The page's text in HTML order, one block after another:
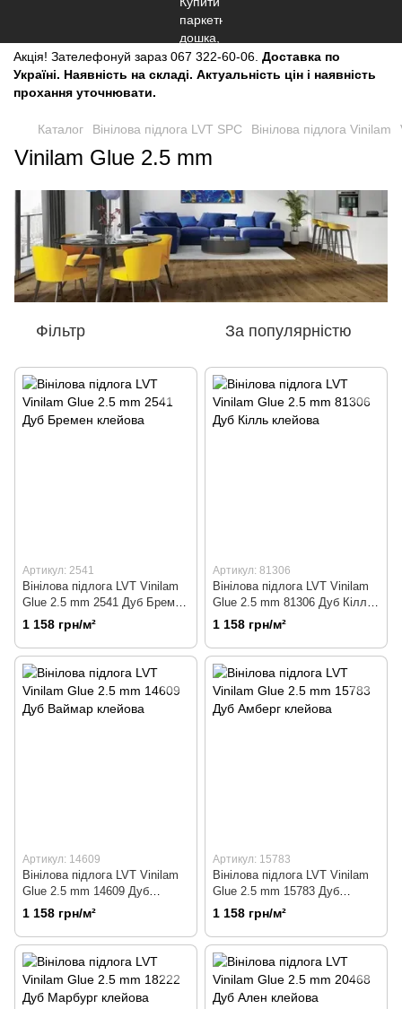
Акція! Зателефонуй зараз 067 322-60-06. Доставка по
Україні. Наявність на складі. Актуальність цін і наявність
прохання уточнювати.
Каталог Вінілова підлога LVT SPC Вінілова підлога Vinilam
Vinilam Glue 2.5 mm
Фільтр За популярністю
Артикул: 2541
Вінілова підлога LVT Vinilam
Glue 2.5 mm 2541 Дуб Бремен
клейова
1 158 грн/м²
Артикул: 81306
Вінілова підлога LVT Vinilam
Glue 2.5 mm 81306 Дуб Кілль
клейова
1 158 грн/м²
Артикул: 14609
Вінілова підлога LVT Vinilam
Glue 2.5 mm 14609 Дуб
Ваймар клейова
1 158 грн/м²
Артикул: 15783
Вінілова підлога LVT Vinilam
Glue 2.5 mm 15783 Дуб
Амберг клейова
1 158 грн/м²